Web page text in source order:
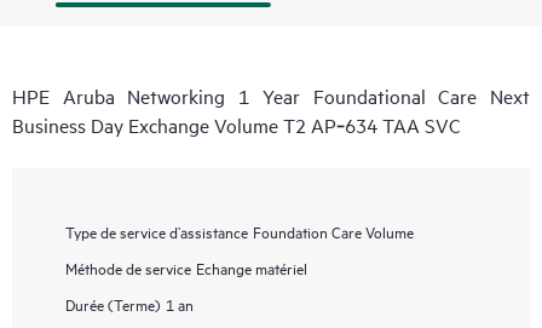
HPE Aruba Networking 1 Year Foundational Care Next
Business Day Exchange Volume T2 AP‑634 TAA SVC
Type de service d’assistance Foundation Care Volume
Méthode de service Echange matériel
Durée (Terme) 1 an